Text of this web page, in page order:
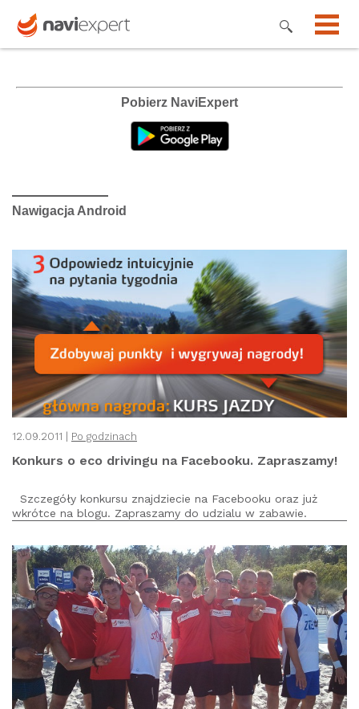
Pobierz NaviExpert
Nawigacja Android
12.09.2011 | Po godzinach
Konkurs o eco drivingu na Facebooku. Zapraszamy!
Szczegóły konkursu znajdziecie na Facebooku oraz już
wkrótce na blogu. Zapraszamy do udzialu w zabawie.